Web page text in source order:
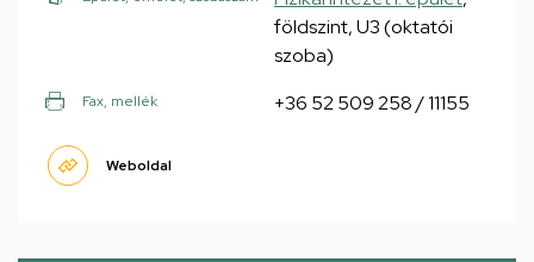
földszint, U3 (oktatói
szoba)
Fax, mellék +36 52 509 258 / 11155
Weboldal